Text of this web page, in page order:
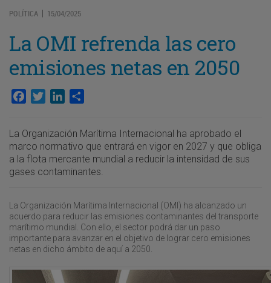
POLÍTICA | 15/04/2025
La OMI refrenda las cero
emisiones netas en 2050
Facebook
TwitterLinkedIn
La Organización Marítima Internacional ha aprobado el
marco normativo que entrará en vigor en 2027 y que obliga
a la flota mercante mundial a reducir la intensidad de sus
gases contaminantes.
La Organización Marítima Internacional (OMI) ha alcanzado un
acuerdo para reducir las emisiones contaminantes del transporte
marítimo mundial. Con ello, el sector podrá dar un paso
importante para avanzar en el objetivo de lograr cero emisiones
netas en dicho ámbito de aquí a 2050.